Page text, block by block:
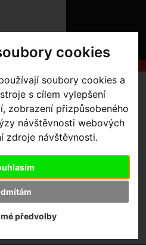
cookies
soubory cookies a
s cílem vylepšení
zobrazení přizpůsobeného
návštěvnosti webových
zdroje návštěvnosti.
předvolby
KONTAKT
O
NÁSO
REGISTRACE